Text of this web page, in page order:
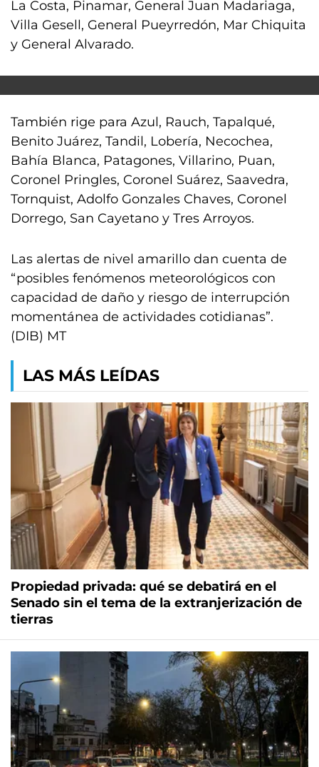
La Costa, Pinamar, General Juan Madariaga,
Villa Gesell, General Pueyrredón, Mar Chiquita
y General Alvarado.
También rige para Azul, Rauch, Tapalqué,
Benito Juárez, Tandil, Lobería, Necochea,
Bahía Blanca, Patagones, Villarino, Puan,
Coronel Pringles, Coronel Suárez, Saavedra,
Tornquist, Adolfo Gonzales Chaves, Coronel
Dorrego, San Cayetano y Tres Arroyos.
Las alertas de nivel amarillo dan cuenta de
“posibles fenómenos meteorológicos con
capacidad de daño y riesgo de interrupción
momentánea de actividades cotidianas”.
(DIB) MT
LAS MÁS LEÍDAS
Propiedad privada: qué se debatirá en el
Senado sin el tema de la extranjerización de
tierras